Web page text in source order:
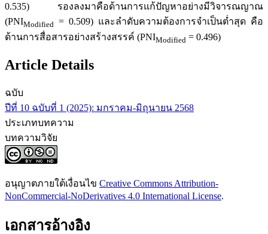
0.535) รองลงมาคือด้านการแก้ปัญหาอย่างมีวิจารณญาณ
(PNIModified = 0.509) และลำดับความต้องการจำเป็นต่ำสุด คือ
ด้านการสื่อสารอย่างสร้างสรรค์ (PNIModified = 0.496)
Article Details
ฉบับ
ปีที่ 10 ฉบับที่ 1 (2025): มกราคม-มิถุนายน 2568
ประเภทบทความ
บทความวิจัย
อนุญาตภายใต้เงื่อนไข Creative Commons Attribution-
NonCommercial-NoDerivatives 4.0 International License.
เอกสารอ้างอิง